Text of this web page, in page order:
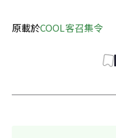
原載於COOL客召集令